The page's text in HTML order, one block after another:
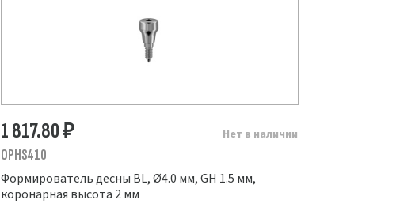
Нет в наличии
1 817.80₽
OPHS410
Формирователь десны BL, Ø4.0 мм, GH 1.5 мм,
коронарная высота 2 мм